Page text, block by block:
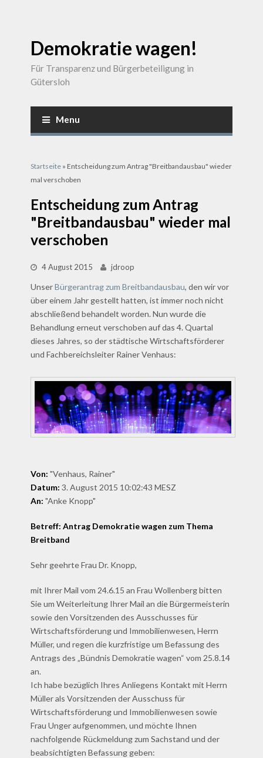
Demokratie wagen!
Für Transparenz und Bürgerbeteiligung in
Gütersloh
Menu
Sie sind hier
Startseite » Entscheidung zum Antrag "Breitbandausbau" wieder
mal verschoben
Entscheidung zum Antrag
"Breitbandausbau" wieder mal
verschoben
4 August 2015 jdroop
UnserBürgerantrag zum Breitbandausbau, den wir vor
über einem Jahr gestellt hatten, ist immer noch nicht
abschließend behandelt worden. Nun wurde die
Behandlung erneut verschoben auf das 4. Quartal
dieses Jahres, so der städtische Wirtschaftsförderer
und Fachbereichsleiter Rainer Venhaus:
Von: "Venhaus, Rainer"
Datum: 3. August 2015 10:02:43 MESZ
An: "Anke Knopp"
Betreff: Antrag Demokratie wagen zum Thema
Breitband
Sehr geehrte Frau Dr. Knopp,
mit Ihrer Mail vom 24.6.15 an Frau Wollenberg bitten
Sie um Weiterleitung Ihrer Mail an die Bürgermeisterin
sowie den Vorsitzenden des Ausschusses für
Wirtschaftsförderung und Immobilienwesen, Herrn
Müller, und regen die kurzfristige um Befassung des
Antrags des „Bündnis Demokratie wagen“ vom 25.8.14
an.
Ich habe bezüglich Ihres Anliegens Kontakt mit Herrn
Müller als Vorsitzenden der Ausschuss für
Wirtschaftsförderung und Immobilienwesen sowie
Frau Unger aufgenommen, und möchte Ihnen
nachfolgende Rückmeldung zum Sachstand und der
beabsichtigten Befassung geben: